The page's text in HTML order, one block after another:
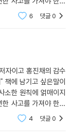
바란다. 주가의 천
한 심리상태를 유지
고통스럽게 생각하지
알기에 들뜨지 않는
험을 살려 개미들에게
6 댓글0
자이고 홍진채의 감수
사고를 가져야 한다
험을 살려 개미들에게
4 댓글0